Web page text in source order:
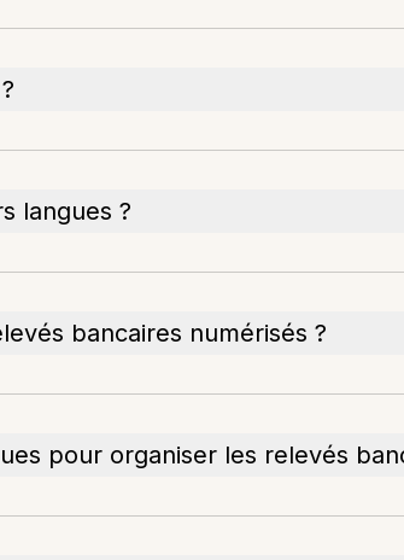
langues ?
bancaires numérisés ?
pour organiser les relevés